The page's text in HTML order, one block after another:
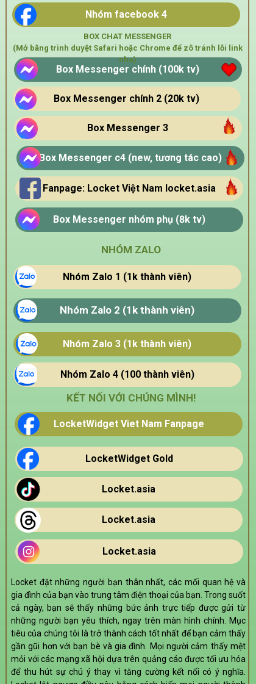
Box Messenger chính (100k tv)
Box Messenger chính 2 (20k tv)
BOX CHAT MESSENGER
(Mở bằng trình duyệt Safari hoặc Chrome để zô tránh lỗi link
nha)
Box Messenger 3
Nhóm facebook 4
Box Messenger nhóm phụ (8k tv)
Box Messenger c4 (new, tương tác cao)
Fanpage: Locket Việt Nam locket.asia
Nhóm Zalo 1 (1k thành viên)
KẾT NỐI VỚI CHÚNG MÌNH!
Nhóm Zalo 2 (1k thành viên)
Nhóm Zalo 3 (1k thành viên)
Nhóm Zalo 4 (100 thành viên)
LocketWidget Viet Nam Fanpage
LocketWidget Gold
NHÓM ZALO
Locket.asia
Locket.asia
Locket.asia
Locket đặt những người bạn thân nhất, các mối quan hệ và
gia đình của bạn vào trung tâm điện thoại của bạn. Trong suốt
cả ngày, bạn sẽ thấy những bức ảnh trực tiếp được gửi từ
những người bạn yêu thích, ngay trên màn hình chính. Mục
tiêu của chúng tôi là trở thành cách tốt nhất để bạn cảm thấy
gần gũi hơn với bạn bè và gia đình. Mọi người cảm thấy mệt
mỏi với các mạng xã hội dựa trên quảng cáo được tối ưu hóa
để thu hút sự chú ý thay vì tăng cường kết nối có ý nghĩa.